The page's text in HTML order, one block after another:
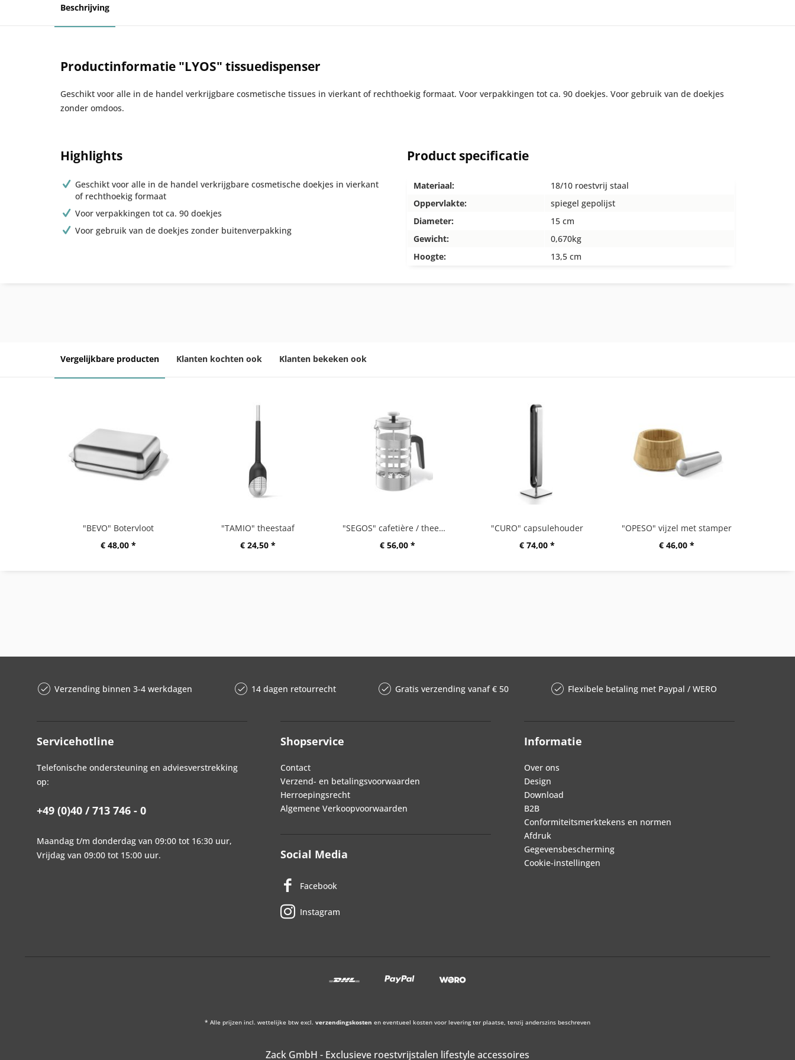
Beschrijving
Productinformatie "LYOS" tissuedispenser
Geschikt voor alle in de handel verkrijgbare cosmetische tissues in vierkant of rechthoekig formaat. Voor verpakkingen tot ca. 90 doekjes. Voor gebruik van de doekjes
zonder omdoos.
Highlights
Geschikt voor alle in de handel verkrijgbare cosmetische doekjes in vierkant
of rechthoekig formaat
Voor verpakkingen tot ca. 90 doekjes
Voor gebruik van de doekjes zonder buitenverpakking
Product specificatie
Materiaal:
18/10 roestvrij staal
Oppervlakte:
spiegel gepolijst
Diameter:
15 cm
Gewicht:
0,670kg
Hoogte:
13,5 cm
Vergelijkbare producten Klanten kochten ook Klanten bekeken ook
"BEVO" Botervloot
€ 48,00 *
"TAMIO" theestaaf
€ 24,50 *
"SEGOS" cafetière / theemaker
€ 56,00 *
"CURO" capsulehouder
€ 74,00 *
"OPESO" vijzel met stamper
€ 46,00 *
Verzending binnen 3-4 werkdagen 14 dagen retourrecht Gratis verzending vanaf € 50 Flexibele betaling met Paypal / WERO
Servicehotline
Telefonische ondersteuning en adviesverstrekking
op:
+49 (0)40 / 713 746 - 0
Maandag t/m donderdag van 09:00 tot 16:30 uur,
Vrijdag van 09:00 tot 15:00 uur.
Shopservice
Contact
Verzend- en betalingsvoorwaarden
Herroepingsrecht
Algemene Verkoopvoorwaarden
Social Media
Facebook
Instagram
Informatie
Over ons
Design
Download
B2B
Conformiteitsmerktekens en normen
Afdruk
Gegevensbescherming
Cookie-instellingen
* Alle prijzen incl. wettelijke btw excl. verzendingskosten en eventueel kosten voor levering ter plaatse, tenzij anderszins beschreven
Zack GmbH - Exclusieve roestvrijstalen lifestyle accessoires